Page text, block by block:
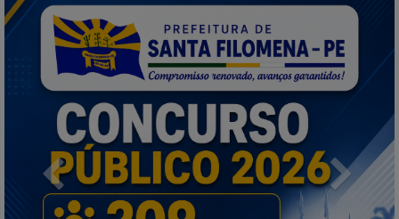
Previous Next